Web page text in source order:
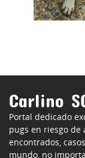
Carlino
Portal dedicado
pugs en riesgo de
encontrados,
mundo, no